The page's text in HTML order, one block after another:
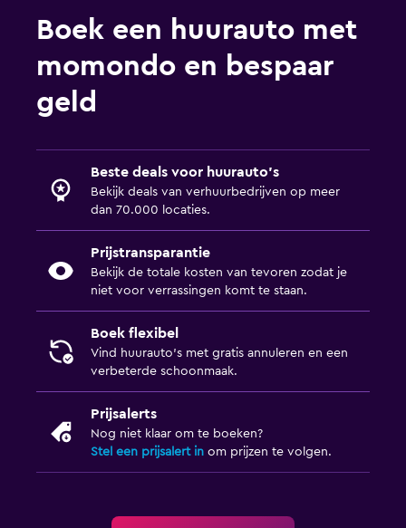
Boek een huurauto met
momondo en bespaar
geld
Beste deals voor huurauto's
Bekijk deals van verhuurbedrijven op meer
dan 70.000 locaties.
Prijstransparantie
Bekijk de totale kosten van tevoren zodat je
niet voor verrassingen komt te staan.
Boek flexibel
Vind huurauto's met gratis annuleren en een
verbeterde schoonmaak.
Prijsalerts
Nog niet klaar om te boeken?
Stel een prijsalert in om prijzen te volgen.